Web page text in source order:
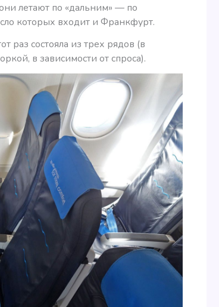
летают по «дальним» — по
которых входит и Франкфурт.
раз состояла из трех рядов (в
в зависимости от спроса).